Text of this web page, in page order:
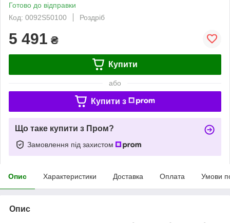
Готово до відправки
Код: 0092S50100
Роздріб
5 491 ₴
Купити
або
Купити з
Що таке купити з Пром?
Замовлення під захистом
Опис Характеристики Доставка Оплата Умови
Опис